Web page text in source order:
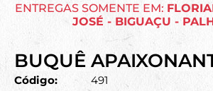
ENTREGAS SOMENTE EM:
JOSÉ - BIGUAÇU -
BUQUÊ
Código:
491